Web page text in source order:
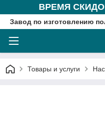
ВРЕМЯ
Завод по изготовлению
Товары и услуги